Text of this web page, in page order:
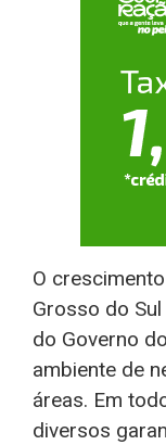
O
Grosso do
do Governo
ambiente de
áreas. Em
diversos